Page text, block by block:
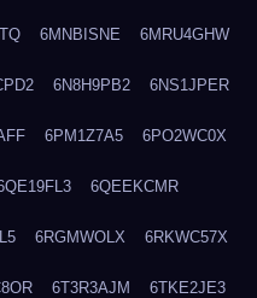
6MNBISNE 6MRU4GHW
6N8H9PB2 6NS1JPER
6PM1Z7A5 6PO2WC0X
6QEEKCMR
6RGMWOLX 6RKWC57X
6T3R3AJM 6TKE2JE3